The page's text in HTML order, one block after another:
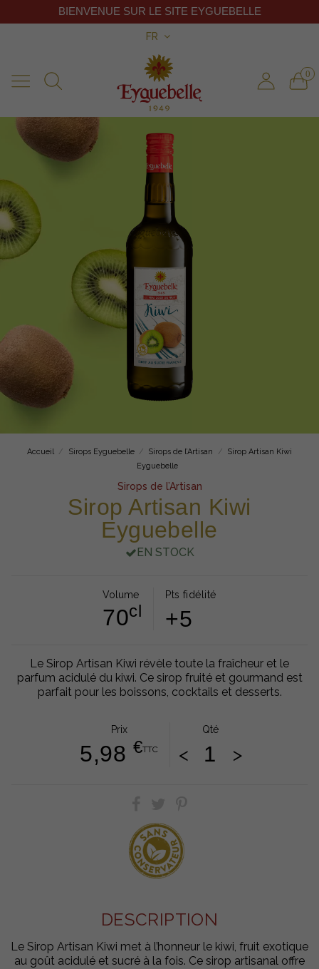
FR
0
BIENVENUE SUR LE SITE EYGUEBELLE
Accueil Sirops Eyguebelle Sirops de l’Artisan
Sirop Artisan Kiwi
Eyguebelle
Sirops de l’Artisan
Sirop Artisan Kiwi
Eyguebelle
EN STOCK
Volume
70cl
Pts fidélité
+5
Le Sirop Artisan Kiwi révèle toute la fraîcheur et le
parfum acidulé du kiwi. Ce sirop fruité et gourmand est
parfait pour les boissons, cocktails et desserts.
Prix
5,98 €TTC
Qté
< >
DESCRIPTION
Le Sirop Artisan Kiwi met à l’honneur le kiwi, fruit exotique
au goût acidulé et sucré à la fois. Ce sirop artisanal offre